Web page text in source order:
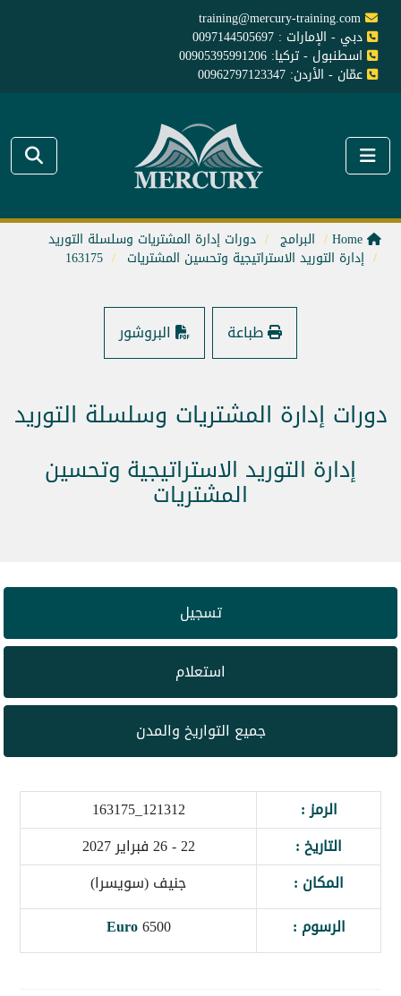
training@mercury-training.com
دبي - الإمارات : 0097144505697
اسطنبول - تركيا: 00905395991206
عمّان - الأردن: 00962797123347
البرامج دورات إدارة المشتريات وسلسلة التوريد
إدارة التوريد الاستراتيجية وتحسين المشتريات 163175
طباعة البروشور
دورات إدارة المشتريات وسلسلة التوريد
إدارة التوريد الاستراتيجية وتحسين
المشتريات
تسجيل
استعلام
جميع التواريخ والمدن
الرمز :
121312_163175
التاريخ :
22 - 26 فبراير 2027
المكان :
جنيف (سويسرا)
الرسوم :
6500
Euro